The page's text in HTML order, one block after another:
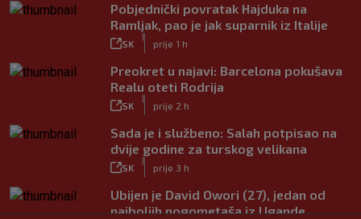
Pobjednički povratak Hajduka na
Ramljak, pao je jak suparnik iz Italije
SK prije 1 h
Preokret u najavi: Barcelona pokušava
Realu oteti Rodrija
SK prije 2 h
Sada je i službeno: Salah potpisao na
dvije godine za turskog velikana
SK prije 3 h
Ubijen je David Owori (27), jedan od
najboljih nogometaša iz Ugande